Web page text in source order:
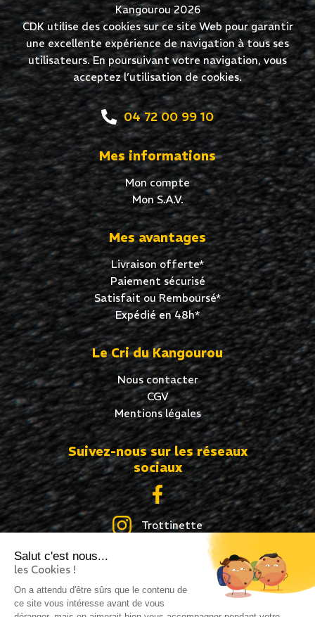
Salut c'est nous...
les Cookies !
On a attendu d'être sûrs que le contenu de
ce site vous intéresse avant de vous
Kangourou 2026
CDK utilise des cookies sur ce site Web pour garantir
une excellente expérience de navigation à tous ses
utilisateurs. En poursuivant votre navigation, vous
acceptez l’utilisation de cookies.
04 72 00 99 10
Mes informations
Mon compte
Mon S.A.V.
Mes avantages
Livraison offerte*
Paiement sécurisé
Satisfait ou Remboursé*
Expédié en 48h*
Le Cri du Kangourou
Nous contacter
CGV
Mentions légales
Suivez-nous sur les réseaux
sociaux
Trottinette
Roller